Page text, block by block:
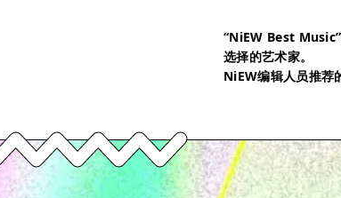
“NiEW Best
选择的艺术家。
NiEW编辑人员推荐